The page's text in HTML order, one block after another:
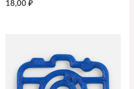
18,00₽